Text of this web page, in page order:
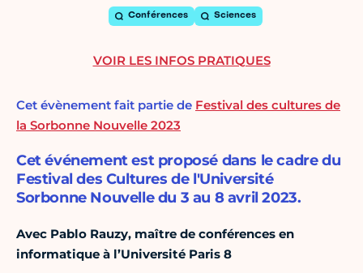
Conférences Sciences
Cet évènement fait partie de Festival des cultures de
la Sorbonne Nouvelle 2023
Cet événement est proposé dans le cadre du
Festival des Cultures de l'Université
Sorbonne Nouvelle du 3 au 8 avril 2023.
Avec Pablo Rauzy, maître de conférences en
informatique à l’Université Paris 8
VOIR LES INFOS PRATIQUES